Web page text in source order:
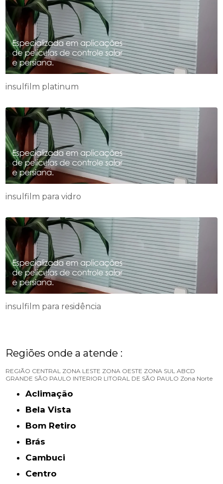
insulfilm platinum
insulfilm para vidro
insulfilm para residência
Regiões onde a atende :
REGIÃO CENTRAL ZONA LESTE ZONA OESTE ZONA SUL ABCD
GRANDE SÃO PAULO INTERIOR LITORAL DE SÃO PAULO Zona Norte
Aclimação
Bela Vista
Bom Retiro
Brás
Cambuci
Centro